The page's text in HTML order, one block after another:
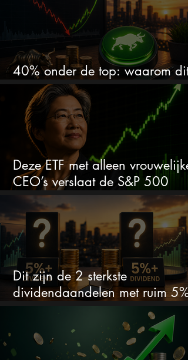
40% onder de top: waarom dit
aandeel weer interessant wordt
Deze ETF met alleen vrouwelijke
CEO’s verslaat de S&P 500
keihard
Dit zijn de 2 sterkste
dividendaandelen met ruim 5%